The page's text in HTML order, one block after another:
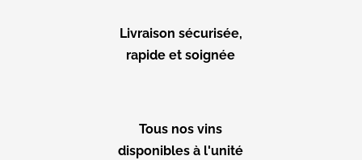
Livraison sécurisée,
rapide et soignée
Tous nos vins
disponibles à l'unité